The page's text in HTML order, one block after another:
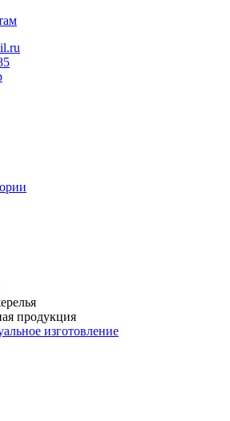
продукция
изготовление